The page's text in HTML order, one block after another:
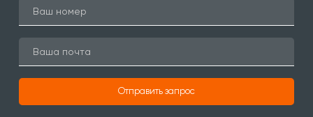
Отправить запрос